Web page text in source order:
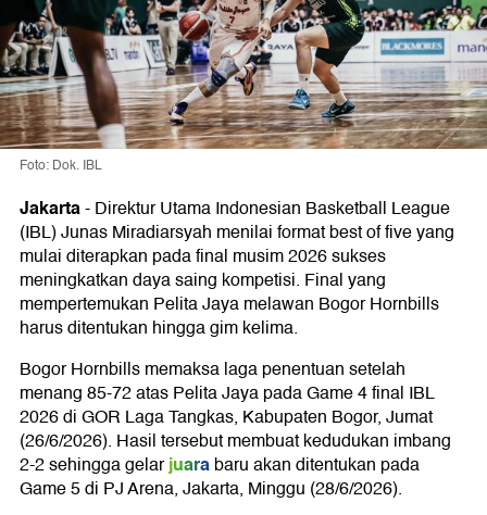
Foto: Dok. IBL
Jakarta-Direktur Utama Indonesian Basketball League
(IBL) Junas Miradiarsyah menilai format best of five yang
mulai diterapkan pada final musim 2026 sukses
meningkatkan daya saing kompetisi. Final yang
mempertemukan Pelita Jaya melawan Bogor Hornbills
harus ditentukan hingga gim kelima.
Bogor Hornbills memaksa laga penentuan setelah
menang 85-72 atas Pelita Jaya pada Game 4 final IBL
2026 di GOR Laga Tangkas, Kabupaten Bogor, Jumat
(26/6/2026). Hasil tersebut membuat kedudukan imbang
2-2 sehingga gelarjuarabaru akan ditentukan pada
Game 5 di PJ Arena, Jakarta, Minggu (28/6/2026).